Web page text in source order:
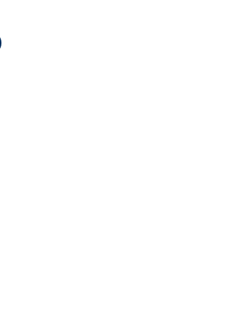
Cuando hay